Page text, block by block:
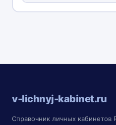
v-lichnyj-kabinet.ru
Справочник личных кабинетов